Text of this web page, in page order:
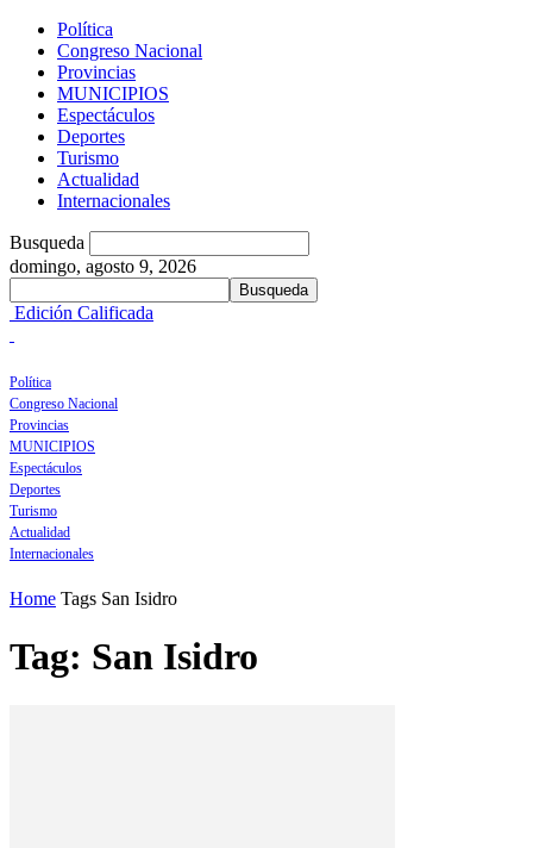
Política
Congreso Nacional
Provincias
MUNICIPIOS
Espectáculos
Deportes
Turismo
Actualidad
Internacionales
Busqueda
domingo, agosto 9, 2026
Edición Calificada
Política
Congreso Nacional
Provincias
MUNICIPIOS
Espectáculos
Deportes
Turismo
Actualidad
Internacionales
Home Tags San Isidro
Tag: San Isidro